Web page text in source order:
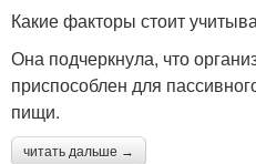
Какие факторы стоит
Она подчеркнула, что
приспособлен для
пищи.
читать дальше →